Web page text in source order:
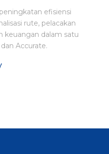
efisiensi
rute, pelacakan
keuangan dalam satu
Accurate.